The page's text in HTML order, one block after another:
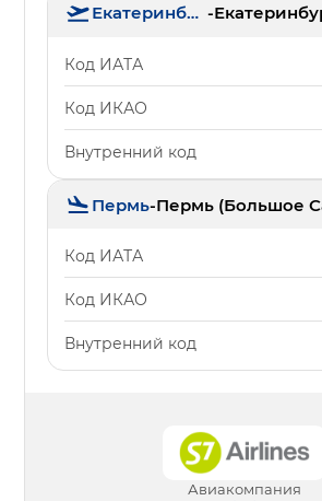
Екатеринбург -
Код ИАТА
Код ИКАО
Внутренний код
Пермь-Пермь (Большое
Код ИАТА
Код ИКАО
Внутренний код
Авиакомпания